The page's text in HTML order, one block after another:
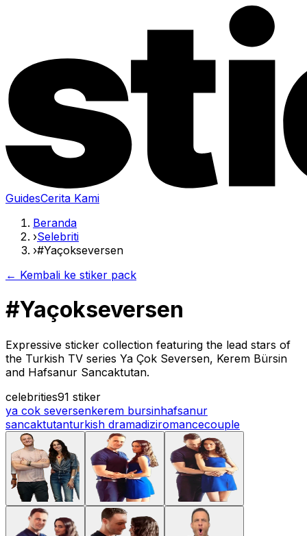
GuidesCerita Kami
Beranda
›Selebriti
›#Yaçokseversen
← Kembali ke stiker pack
#Yaçokseversen
Expressive sticker collection featuring the lead stars of
the Turkish TV series Ya Çok Seversen, Kerem Bürsin
and Hafsanur Sancaktutan.
celebrities91 stiker
ya cok seversenkerem bursinhafsanur
sancaktutanturkish dramadiziromancecouple